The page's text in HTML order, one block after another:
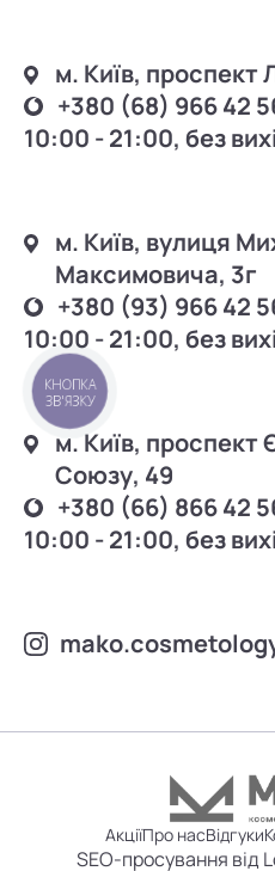
м. Київ, проспект
+380 (68) 966 42
10:00 - 21:00, без
м. Київ, вулиця
Максимовича, 3г
+380 (93) 966 42
10:00 - 21:00, без
м. Київ, проспект
Союзу, 49
+380 (66) 866 42
10:00 - 21:00, без
АкціїПро насВідгуки
SEO-просування від
КНОПКА
ЗВ'ЯЗКУ